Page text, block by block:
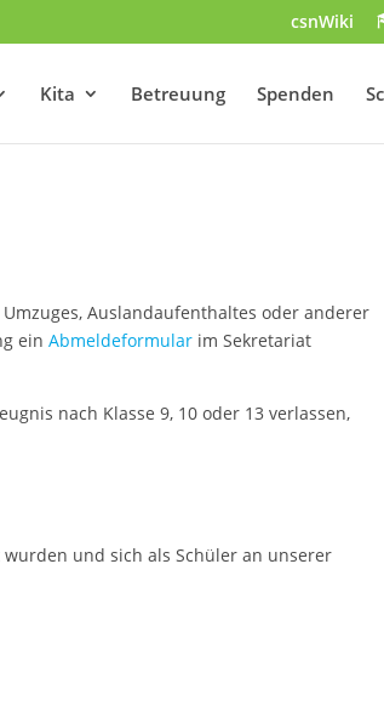
csnWiki
Kita Betreuung Spenden
Auslandaufenthaltes oder anderer
einAbmeldeformular im Sekretariat
nach Klasse 9, 10 oder 13 verlassen,
und sich als Schüler an unserer